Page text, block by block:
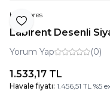
Favoriye Ekle
Halıstores
Labirent Desenli
Yorum Yap (0)
1.533,17 TL
Havale fiyatı: 1.456,51 TL %5